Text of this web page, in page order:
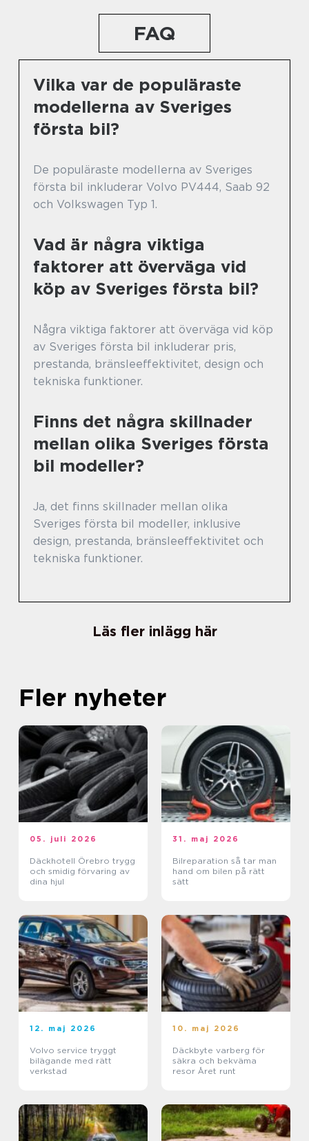
FAQ
Vilka var de populäraste
modellerna av Sveriges
första bil?
De populäraste modellerna av Sveriges
första bil inkluderar Volvo PV444, Saab 92
och Volkswagen Typ 1.
Vad är några viktiga
faktorer att överväga vid
köp av Sveriges första bil?
Några viktiga faktorer att överväga vid köp
av Sveriges första bil inkluderar pris,
prestanda, bränsleeffektivitet, design och
tekniska funktioner.
Finns det några skillnader
mellan olika Sveriges första
bil modeller?
Ja, det finns skillnader mellan olika
Sveriges första bil modeller, inklusive
design, prestanda, bränsleeffektivitet och
tekniska funktioner.
Läs fler inlägg här
Fler nyheter
05. juli 2026
Däckhotell Örebro trygg
och smidig förvaring av
dina hjul
31. maj 2026
Bilreparation så tar man
hand om bilen på rätt
sätt
12. maj 2026
Volvo service tryggt
bilägande med rätt
verkstad
10. maj 2026
Däckbyte varberg för
säkra och bekväma
resor Året runt